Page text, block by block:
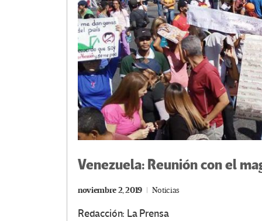
Venezuela: Reunión con el
noviembre 2, 2019 Noticias
Redacción: La Prensa